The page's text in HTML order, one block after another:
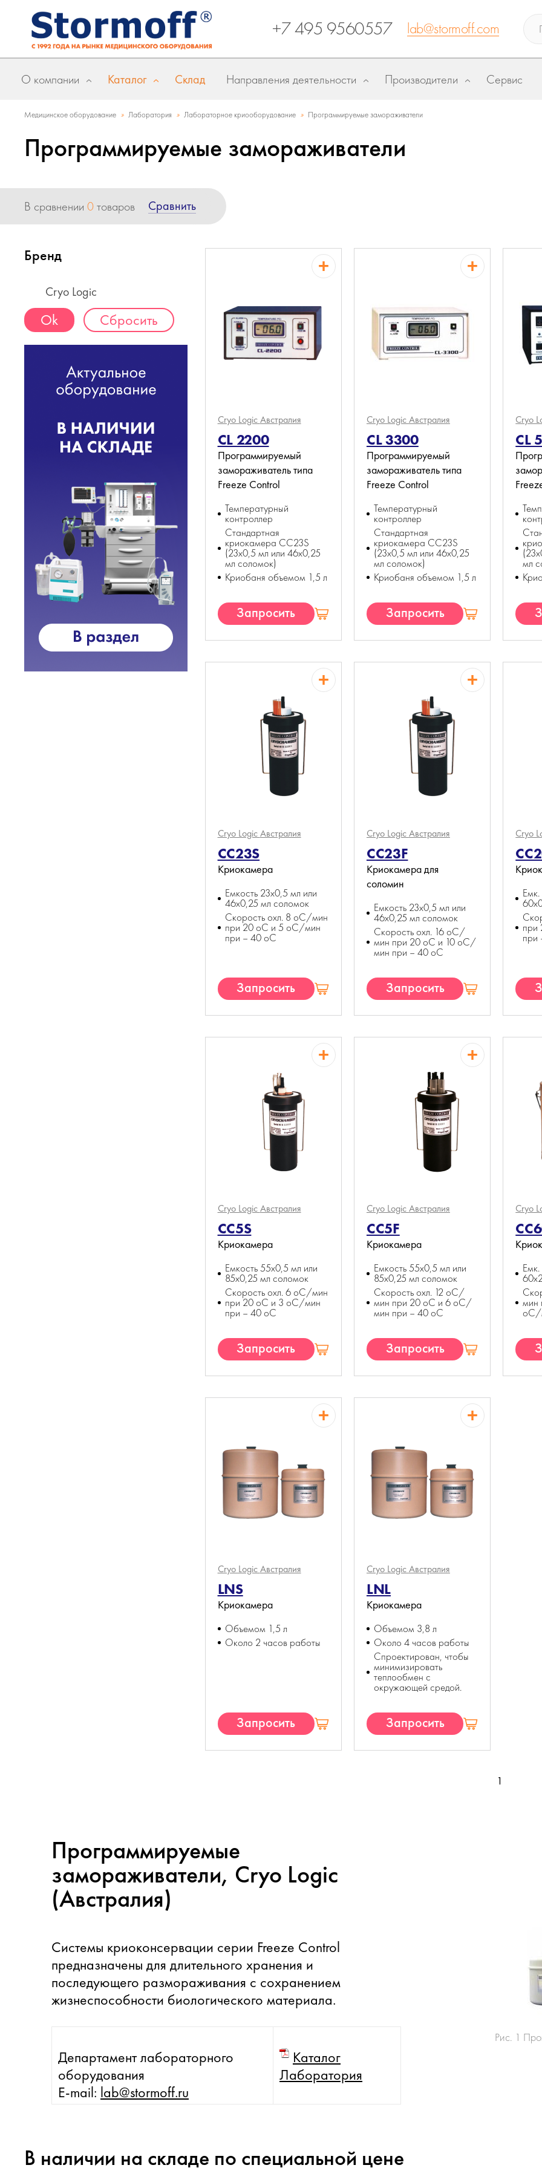
+7 495 9560557 lab@stormoff.com
О компании Каталог Склад Направления деятельности Производители Сервис
Медицинское оборудование » Лаборатория » Лабораторное криооборудование » Программируемые замораживатели
Программируемые замораживатели
В сравнении 0товаров Сравнить
Бренд
Cryo Logic
Сбросить
Cryo LogicАвстралия
CL 2200
Программируемый
замораживатель типа
Freeze Control
Температурный
контроллер
Стандартная
криокамера CC23S
(23x0,5 мл или 46x0,25
мл соломок)
Криобаня объемом 1,5 л
Запросить
Cryo LogicАвстралия
CL 3300
Программируемый
замораживатель типа
Freeze Control
Температурный
контроллер
Стандартная
криокамера CC23S
(23x0,5 мл или 46x0,25
мл соломок)
Криобаня объемом 1,5 л
Запросить
Cryo
CL
мл
Cryo LogicАвстралия
CC23S
Криокамера
Емкость 23x0,5 мл или
46x0,25 мл соломок
Скорость охл. 8 оС/мин
при 20 оС и 5 оС/мин
при – 40 оС
Запросить
Cryo LogicАвстралия
CC23F
Криокамера для
соломин
Емкость 23x0,5 мл или
46x0,25 мл соломок
Скорость охл. 16 оС/
мин при 20 оС и 10 оС/
мин при – 40 оС
Запросить
Cryo
при
Cryo LogicАвстралия
CC5S
Криокамера
Емкость 55x0,5 мл или
85x0,25 мл соломок
Скорость охл. 6 оС/мин
при 20 оС и 3 оС/мин
при – 40 оС
Запросить
Cryo LogicАвстралия
CC5F
Криокамера
Емкость 55x0,5 мл или
85x0,25 мл соломок
Скорость охл. 12 оС/
мин при 20 оС и 6 оС/
мин при – 40 оС
Запросить
Cryo
мин
оС/
Cryo LogicАвстралия
LNS
Криокамера
Объемом 1,5 л
Около 2 часов работы
Запросить
Cryo LogicАвстралия
LNL
Криокамера
Объемом 3,8 л
Около 4 часов работы
Спроектирован, чтобы
минимизировать
теплообмен с
окружающей средой.
Запросить
1
Программируемые
замораживатели, Cryo Logic
(Австралия)
Системы криоконсервации серии Freeze Control
предназначены для длительного хранения и
последующего размораживания с сохранением
жизнеспособности биологического материала.
Департамент лабораторного
оборудования
E-mail: lab@stormoff.ru
Каталог
Лаборатория
Рис. 1
В наличии на складе по специальной цене